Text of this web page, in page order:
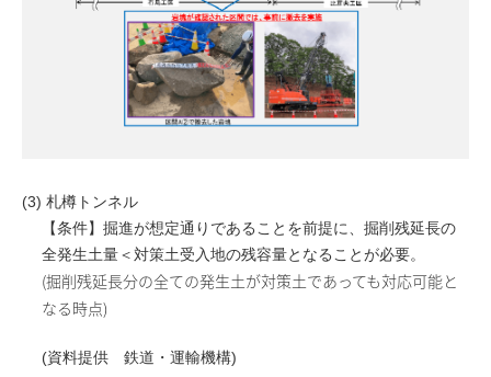
(3) 札樽トンネル
【条件】掘進が想定通りであることを前提に、掘削残延長の
全発生土量＜対策土受入地の残容量となることが必要。
(掘削残延長分の全ての発生土が対策土であっても対応可能と
なる時点)
(資料提供 鉄道・運輸機構)